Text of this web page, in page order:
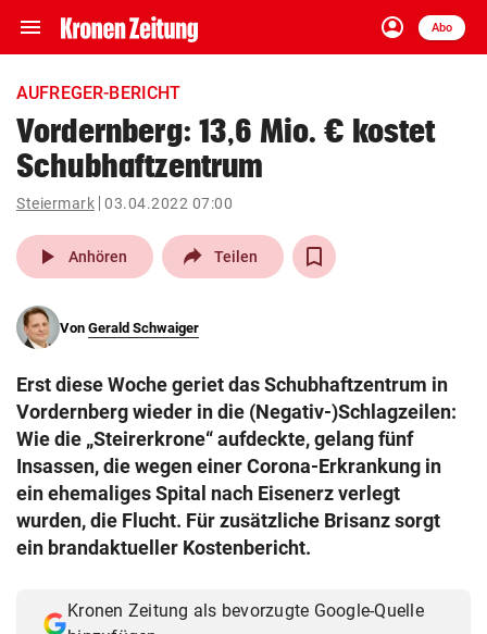
menu Navigation
ein-/ausklappen
account_circle
Anmelden
Abo
close Schließen
account_circle Anmelden
pin_drop
Wien arrow_right
search
eingeben
© Krone Multimedia GmbH & Co KG 2026
Muthgasse 2, 1190 Wien
AUFREGER-BERICHT
Vordernberg: 13,6 Mio. € kostet
Schubhaftzentrum
Steiermark 03.04.2022 07:00
play_arrow Anhören Teilen
Von Gerald Schwaiger
Erst diese Woche geriet das Schubhaftzentrum in
Vordernberg wieder in die (Negativ-)Schlagzeilen:
Wie die „Steirerkrone“ aufdeckte, gelang fünf
Insassen, die wegen einer Corona-Erkrankung in
ein ehemaliges Spital nach Eisenerz verlegt
wurden, die Flucht. Für zusätzliche Brisanz sorgt
ein brandaktueller Kostenbericht.
Kronen Zeitung als bevorzugte Google-Quelle